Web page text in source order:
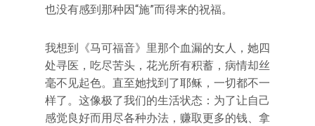
也没有感到那种因“施”而得来的祝福。
我想到《马可福音》里那个血漏的女人，她四
处寻医，吃尽苦头，花光所有积蓄，病情却丝
毫不见起色。直至她找到了耶稣，一切都不一
样了。这像极了我们的生活状态：为了让自己
感觉良好而用尽各种办法，赚取更多的钱、拿